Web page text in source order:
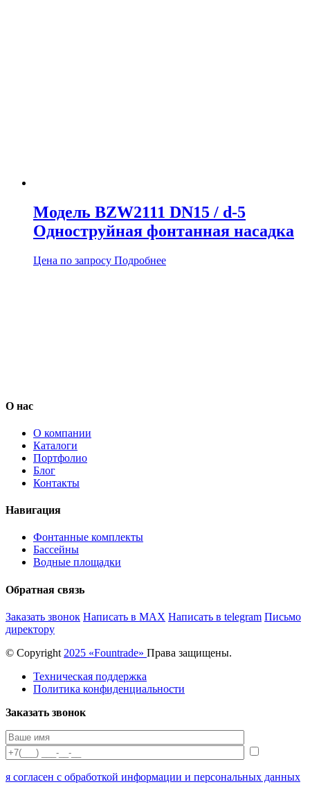
Модель BZW2111 DN15 / d-5
Одноструйная фонтанная насадка
Цена по запросу Подробнее
О нас
О компании
Каталоги
Портфолио
Блог
Контакты
Навигация
Фонтанные комплекты
Бассейны
Водные площадки
Обратная связь
Заказать звонок Написать в MAX Написать в telegram Письмо
директору
© Copyright 2025 «Fоuntrade» Права защищены.
Техническая поддержка
Политика конфиденциальности
Заказать звонок
я согласен с обработкой информации и персональных данных